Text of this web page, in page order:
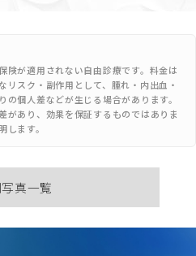
険が適用されない自由診療です。料金は
スク・副作用として、腫れ・内出血・
個人差などが生じる場合があります。
があり、効果を保証するものではありま
ます。
真一覧